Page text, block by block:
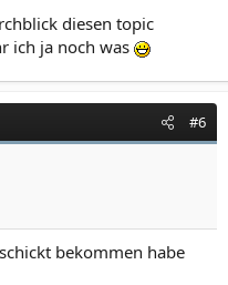
diesen topic
ich ja noch was
#6
bekommen habe